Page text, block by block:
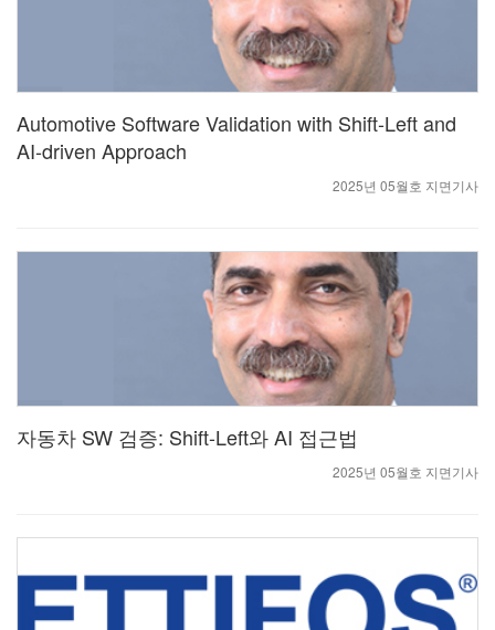
Automotive Software Validation with Shift-Left and
AI-driven Approach
2025년 05월호 지면기사
자동차 SW 검증: Shift-Left와 AI 접근법
2025년 05월호 지면기사